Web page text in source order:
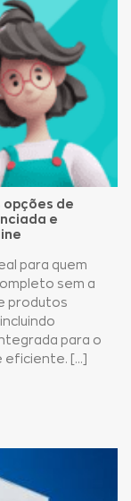
opções de
e
para quem
sem a
produtos
para o
[...]